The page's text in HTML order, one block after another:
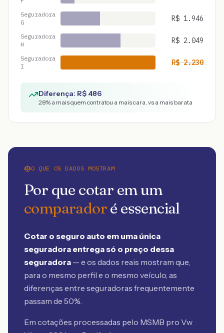
Seguradora
G
R$ 1.946
Seguradora
H
R$ 2.049
Seguradora
I
R$2.230
Diferença: R$ 486
28% a mais quem contratou a mais cara, vs a mais barata
O QUE OS DADOS MOSTRAM
Por que cotar em um
comparadoré essencial
Cotar o seguro auto em uma única
seguradora entrega só o preço dessa
seguradora — e os dados reais mostram que,
para o mesmo perfil e o mesmo veículo, as
diferenças entre seguradoras frequentemente
passam de 50%.
Em cotações processadas pelo MSMB pro Vw